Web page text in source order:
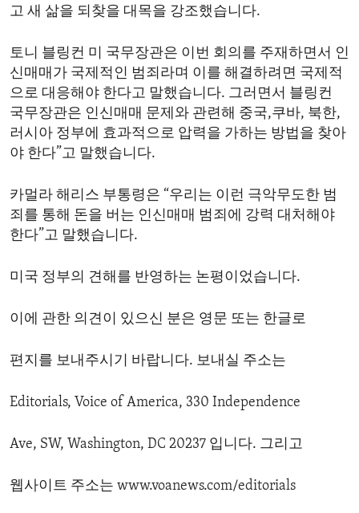
고 새 삶을 되찾을 대목을 강조했습니다.
토니 블링컨 미 국무장관은 이번 회의를 주재하면서 인
신매매가 국제적인 범죄라며 이를 해결하려면 국제적
으로 대응해야 한다고 말했습니다. 그러면서 블링컨
국무장관은 인신매매 문제와 관련해 중국,쿠바, 북한,
러시아 정부에 효과적으로 압력을 가하는 방법을 찾아
야 한다”고 말했습니다.
카멀라 해리스 부통령은 “우리는 이런 극악무도한 범
죄를 통해 돈을 버는 인신매매 범죄에 강력 대처해야
한다”고 말했습니다.
미국 정부의 견해를 반영하는 논평이었습니다.
이에 관한 의견이 있으신 분은 영문 또는 한글로
편지를 보내주시기 바랍니다. 보내실 주소는
Editorials, Voice of America, 330 Independence
Ave, SW, Washington, DC 20237 입니다. 그리고
웹사이트 주소는 www.voanews.com/editorials